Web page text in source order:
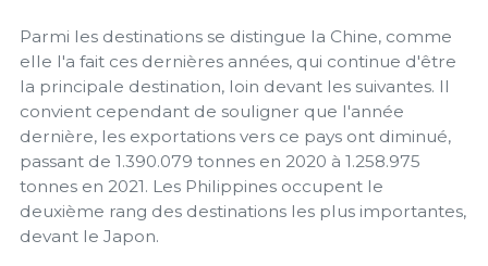
Parmi les destinations se distingue la Chine, comme
elle l'a fait ces dernières années, qui continue d'être
la principale destination, loin devant les suivantes. Il
convient cependant de souligner que l'année
dernière, les exportations vers ce pays ont diminué,
passant de 1.390.079 tonnes en 2020 à 1.258.975
tonnes en 2021. Les Philippines occupent le
deuxième rang des destinations les plus importantes,
devant le Japon.